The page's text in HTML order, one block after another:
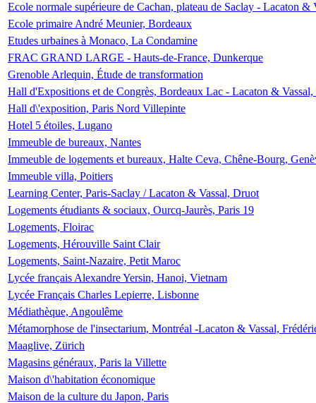
Ecole normale supérieure de Cachan, plateau de Saclay - Lacaton &
Ecole primaire André Meunier, Bordeaux
Etudes urbaines à Monaco, La Condamine
FRAC GRAND LARGE - Hauts-de-France, Dunkerque
Grenoble Arlequin, Étude de transformation
Hall d'Expositions et de Congrès, Bordeaux Lac - Lacaton &
Hall d\'exposition, Paris Nord Villepinte
Hotel 5 étoiles, Lugano
Immeuble de bureaux, Nantes
Immeuble de logements et bureaux, Halte Ceva, Chêne-Bourg,
Immeuble villa, Poitiers
Learning Center, Paris-Saclay / Lacaton & Vassal, Druot
Logements étudiants & sociaux, Ourcq-Jaurès, Paris 19
Logements, Floirac
Logements, Hérouville Saint Clair
Logements, Saint-Nazaire, Petit Maroc
Lycée français Alexandre Yersin, Hanoi, Vietnam
Lycée Français Charles Lepierre, Lisbonne
Médiathèque, Angoulême
Métamorphose de l'insectarium, Montréal -Lacaton & Vassal,
Maaglive, Zürich
Magasins généraux, Paris la Villette
Maison d\'habitation économique
Maison de la culture du Japon, Paris